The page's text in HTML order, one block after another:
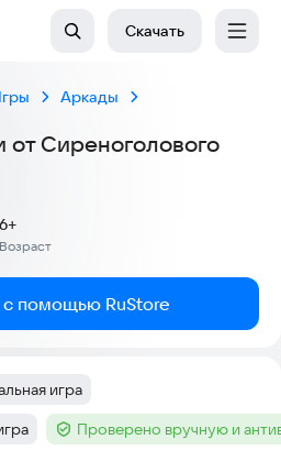
Скачать
Аркады
от Сиреноголового
Возраст
6+
с помощью RuStore
игра
Тег :Проверено вручную и